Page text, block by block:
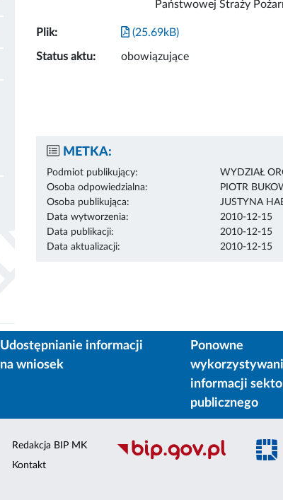
Państwowej Straży
Plik: (25.69kB)
Status aktu: obowiązujące
METKA:
Podmiot publikujący:
WYDZIAŁ
Osoba odpowiedzialna:
PIOTR
Osoba publikująca:
JUSTYNA
Data wytworzenia:
2010-12-15
Data publikacji:
2010-12-15
Data aktualizacji:
2010-12-15
Udostępnianie informacji
na wniosek
Ponowne
informacji
publicznego
Redakcja BIP MK
Kontakt